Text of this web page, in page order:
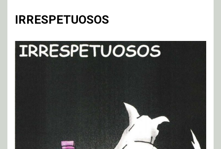
IRRESPETUOSOS